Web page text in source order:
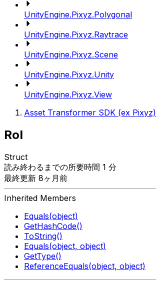
UnityEngine.Pixyz.Polygonal
UnityEngine.Pixyz.Raytrace
UnityEngine.Pixyz.Scene
UnityEngine.Pixyz.Unity
UnityEngine.Pixyz.View
Asset Transformer SDK (ex Pixyz)
RoI
Struct
読み終わるまでの所要時間 1 分
最終更新 8ヶ月前
Inherited Members
Equals(object)
GetHashCode()
ToString()
Equals(object, object)
GetType()
ReferenceEquals(object, object)